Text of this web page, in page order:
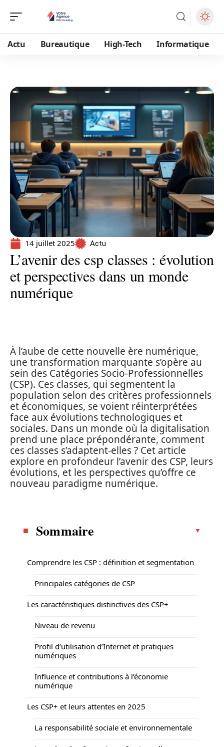
Actu Bureautique High-Tech Informatique
14 juillet 2025 Actu
L’avenir des csp classes : évolution
et perspectives dans un monde
numérique
À l’aube de cette nouvelle ère numérique,
une transformation marquante s’opère au
sein des Catégories Socio-Professionnelles
(CSP). Ces classes, qui segmentent la
population selon des critères professionnels
et économiques, se voient réinterprétées
face aux évolutions technologiques et
sociales. Dans un monde où la digitalisation
prend une place prépondérante, comment
ces classes s’adaptent-elles ? Cet article
explore en profondeur l’avenir des CSP, leurs
évolutions, et les perspectives qu’offre ce
nouveau paradigme numérique.
Sommaire
Comprendre les CSP : définition et segmentation
Principales catégories de CSP
Les caractéristiques distinctives des CSP+
Niveau de revenu
Profil d’utilisation d’Internet et pratiques
numériques
Influence et contributions à l’économie
numérique
Les CSP+ et leurs attentes en 2025
La responsabilité sociale et environnementale